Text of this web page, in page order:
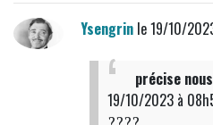
Ysengrinle 19/10/
précise
19/10/2023 à